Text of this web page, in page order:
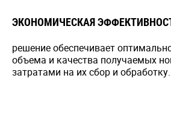
ЭКОНОМИЧЕСКАЯ
решение обеспечивает
объема и качества получаемых
затратами на их сбор и обработку.